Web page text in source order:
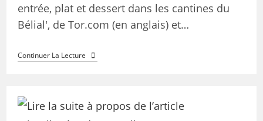
entrée, plat et dessert dans les cantines du
Bélial', de Tor.com (en anglais) et…
Continuer La Lecture